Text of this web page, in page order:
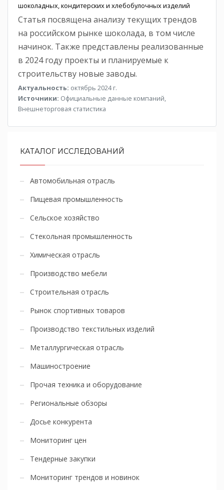
шоколадных, кондитерских и хлебобулочных изделий
Статья посвящена анализу текущих трендов
на российском рынке шоколада, в том числе
начинок. Также представлены реализованные
в 2024 году проекты и планируемые к
строительству новые заводы.
Актуальность: октябрь 2024 г.
Источники: Официальные данные компаний,
Внешнеторговая статистика
КАТАЛОГ ИССЛЕДОВАНИЙ
Автомобильная отрасль
Пищевая промышленность
Сельское хозяйство
Стекольная промышленность
Химическая отрасль
Производство мебели
Строительная отрасль
Рынок спортивных товаров
Производство текстильных изделий
Металлургическая отрасль
Машиностроение
Прочая техника и оборудование
Региональные обзоры
Досье конкурента
Мониторинг цен
Тендерные закупки
Мониторинг трендов и новинок